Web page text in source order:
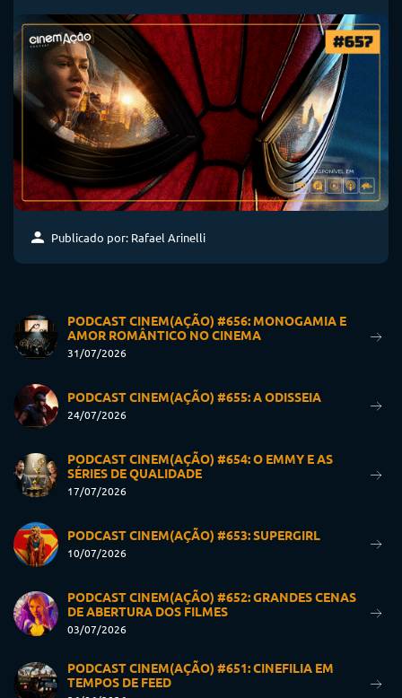
Publicado por: Rafael Arinelli
PODCAST CINEM(AÇÃO) #656: MONOGAMIA E
AMOR ROMÂNTICO NO CINEMA
31/07/2026
PODCAST CINEM(AÇÃO) #655: A ODISSEIA
24/07/2026
PODCAST CINEM(AÇÃO) #654: O EMMY E AS
SÉRIES DE QUALIDADE
17/07/2026
PODCAST CINEM(AÇÃO) #653: SUPERGIRL
10/07/2026
PODCAST CINEM(AÇÃO) #652: GRANDES CENAS
DE ABERTURA DOS FILMES
03/07/2026
PODCAST CINEM(AÇÃO) #651: CINEFILIA EM
TEMPOS DE FEED